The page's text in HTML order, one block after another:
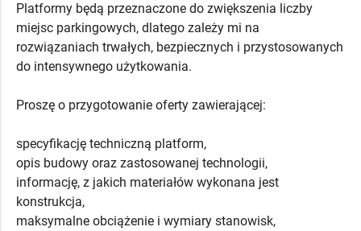
Platformy będą przeznaczone do zwiększenia liczby
miejsc parkingowych, dlatego zależy mi na
rozwiązaniach trwałych, bezpiecznych i przystosowanych
do intensywnego użytkowania.
Proszę o przygotowanie oferty zawierającej:
specyfikację techniczną platform,
opis budowy oraz zastosowanej technologii,
informację, z jakich materiałów wykonana jest
konstrukcja,
maksymalne obciążenie i wymiary stanowisk,